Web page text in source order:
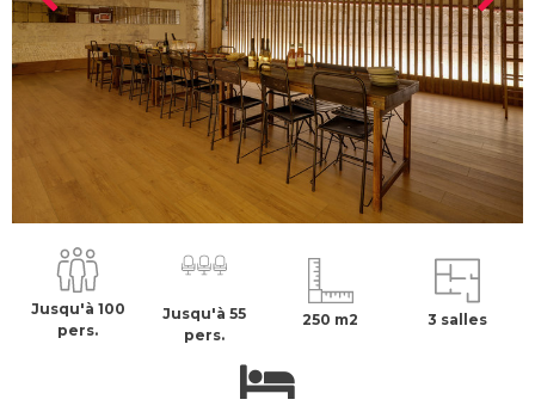
Paris À partir de :
700 €
Jusqu'à 100
pers.
Jusqu'à 55
pers.
250 m2 3 salles